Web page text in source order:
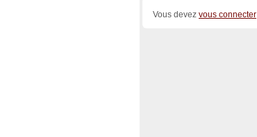
Vous devez vous connecter